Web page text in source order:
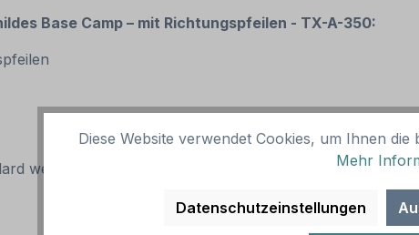
Base Camp – mit Richtungspfeilen - TX-A-350:
weiß
Diese Website verwendet Cookies, um Ihnen
Mehr
Datenschutzeinstellungen